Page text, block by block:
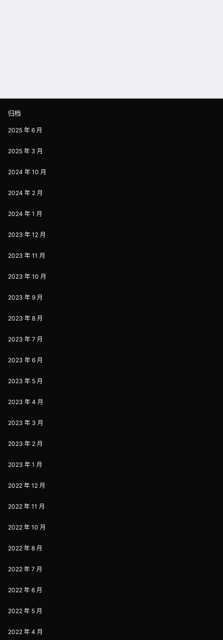
归档
2025 年 6 月
2025 年 3 月
2024 年 10 月
2024 年 2 月
2024 年 1 月
2023 年 12 月
2023 年 11 月
2023 年 10 月
2023 年 9 月
2023 年 8 月
2023 年 7 月
2023 年 6 月
2023 年 5 月
2023 年 4 月
2023 年 3 月
2023 年 2 月
2023 年 1 月
2022 年 12 月
2022 年 11 月
2022 年 10 月
2022 年 8 月
2022 年 7 月
2022 年 6 月
2022 年 5 月
2022 年 4 月